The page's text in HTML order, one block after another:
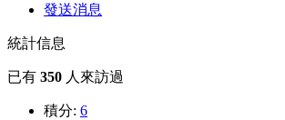
發送消息
統計信息
已有 350 人來訪過
積分: 6